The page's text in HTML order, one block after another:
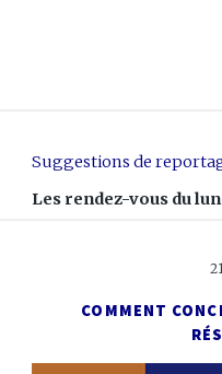
Suggestions de
Les rendez-vous du
COMMENT